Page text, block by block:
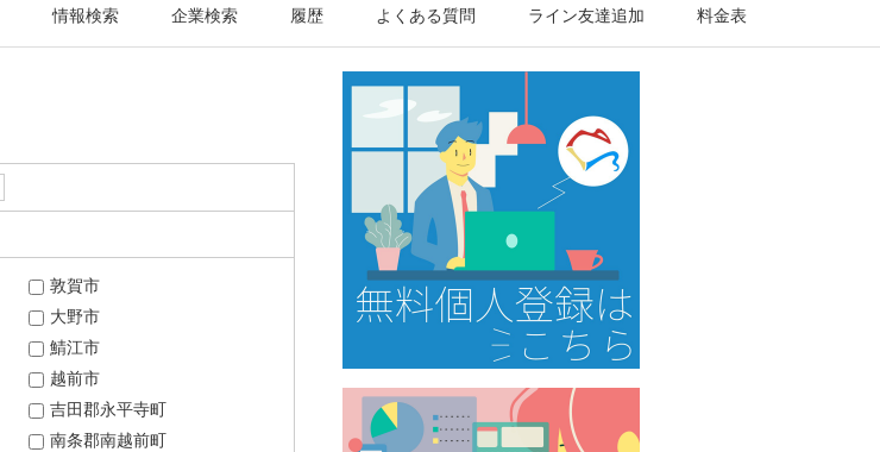
情報検索 企業検索 履歴 よくある質問 ライン友達追加 料金表
敦賀市
大野市
鯖江市
越前市
吉田郡永平寺町
南条郡南越前町